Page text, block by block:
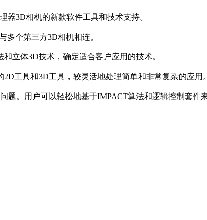
器3D相机的新款软件工具和技术支持。
多个第三方3D相机相连。
立体3D技术，确定适合客户应用的技术。
2D工具和3D工具，较灵活地处理简单和非常复杂的应
。用户可以轻松地基于IMPACT算法和逻辑控制套件